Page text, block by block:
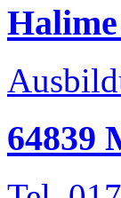
64839